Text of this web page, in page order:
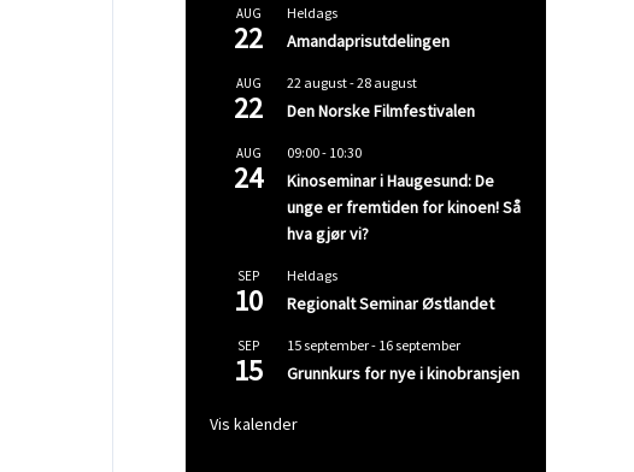
AUG
22
Heldags
Amandaprisutdelingen
AUG
22
22 august-28 august
Den Norske Filmfestivalen
AUG
24
09:00- 10:30
Kinoseminar i Haugesund: De
unge er fremtiden for kinoen! Så
hva gjør vi?
SEP
10
Heldags
Regionalt Seminar Østlandet
SEP
15
15 september- 16 september
Grunnkurs for nye i kinobransjen
Vis kalender